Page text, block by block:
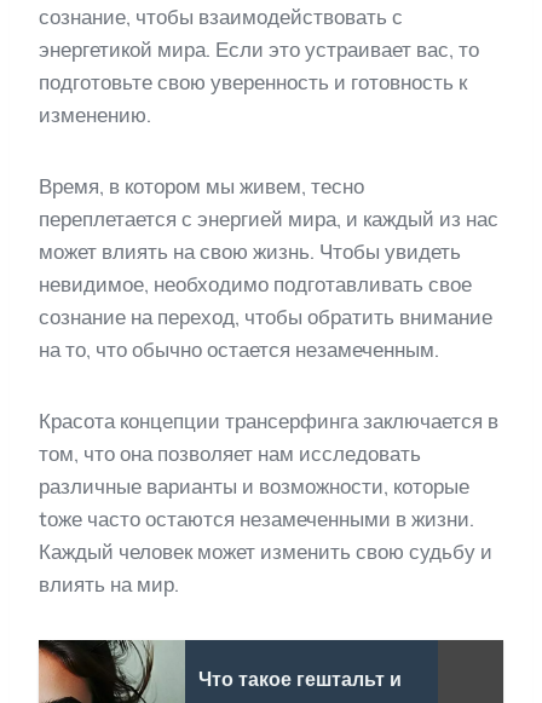
сознание, чтобы взаимодействовать с
энергетикой мира. Если это устраивает вас, то
подготовьте свою уверенность и готовность к
изменению.
Время, в котором мы живем, тесно
переплетается с энергией мира, и каждый из нас
может влиять на свою жизнь. Чтобы увидеть
невидимое, необходимо подготавливать свое
сознание на переход, чтобы обратить внимание
на то, что обычно остается незамеченным.
Красота концепции трансерфинга заключается в
том, что она позволяет нам исследовать
различные варианты и возможности, которые
tоже часто остаются незамеченными в жизни.
Каждый человек может изменить свою судьбу и
влиять на мир.
Что такое гештальт и